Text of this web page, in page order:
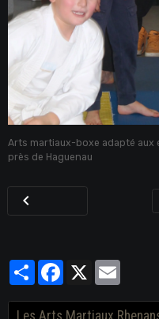
Arts martiaux-boxe adapté aux
près de Haguenau
PartagerFacebook
X
Les Arts Martiaux